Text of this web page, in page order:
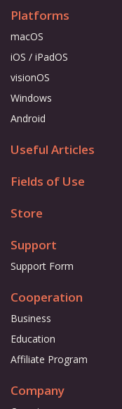
Platforms
macOS
iOS / iPadOS
visionOS
Windows
Android
Useful Articles
Fields of Use
Store
Support
Support Form
Cooperation
Business
Education
Affiliate Program
Company